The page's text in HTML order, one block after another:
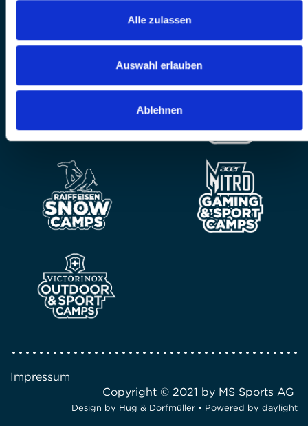
Alle zulassen
Auswahl erlauben
Ablehnen
Impressum
Copyright © 2021 by MS Sports AG
Design by Hug & Dorfmüller • Powered by daylight